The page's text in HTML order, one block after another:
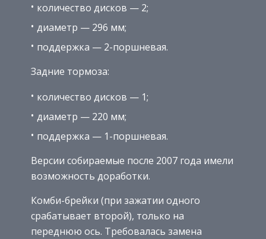
количество дисков — 2;
диаметр — 296 мм;
поддержка — 2-поршневая.
Задние тормоза:
количество дисков — 1;
диаметр — 220 мм;
поддержка — 1-поршневая.
Версии собираемые после 2007 года имели
возможность доработки.
Комби-брейки (при зажатии одного
срабатывает второй), только на
переднюю ось. Требовалась замена